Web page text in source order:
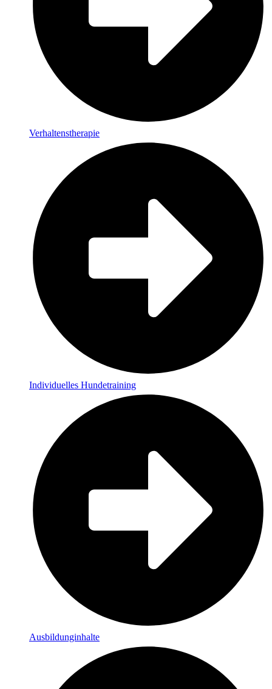
Verhaltenstherapie
Individuelles Hundetraining
Ausbildunginhalte